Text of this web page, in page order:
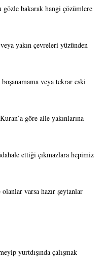
bakarak hangi çözümlere
yakın çevreleri yüzünden
veya tekrar eski
göre aile yakınlarına
ettiği çıkmazlara hepimiz
varsa hazır şeytanlar
yurtdışında çalışmak